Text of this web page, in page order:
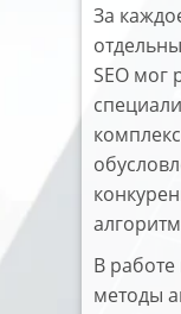
За
SEO мог
В
методы